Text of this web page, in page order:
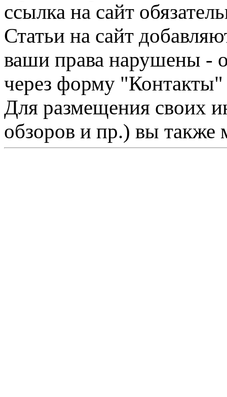
ссылка на сайт
Статьи на сайт
ваши права нарушены -
через форму "Контакты"
Для размещения своих
обзоров и пр.) вы также